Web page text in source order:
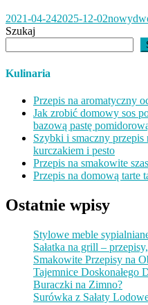
2021-04-242025-12-02
Szukaj
Kulinaria
Przepis na aromatyczny
Jak zrobić domowy sos
bazową pastę
Szybki i smaczny przepis
kurczakiem i pesto
Przepis na smakowite
Przepis na domową tarte
Ostatnie wpisy
Stylowe meble
Sałatka na grill –
Smakowite Przepisy na
Tajemnice Doskonałego
Buraczki na Zimno?
Surówka z Sałaty